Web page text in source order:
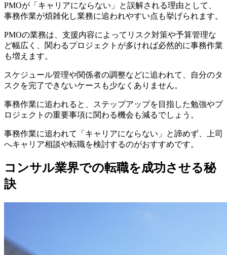
PMOが「キャリアにならない」と誤解される理由として、
事務作業が煩雑化し業務に追われやすい点も挙げられます。
PMOの業務は、支援内容によってリスク対策や予算管理な
ど幅広く、関わるプロジェクトが多ければ必然的に事務作業
も増えます。
スケジュール管理や関係者の調整などに追われて、自分のタ
スクを完了できないケースも少なくありません。
事務作業に追われると、
ステップアップを目指した勉強やプ
ロジェクトの重要事項に関わる機会も減るでしょう。
事務作業に追われて「キャリアにならない」と諦めず、上司
へキャリア相談や転職を検討するのがおすすめです。
コンサル業界での転職を成功させる秘
訣